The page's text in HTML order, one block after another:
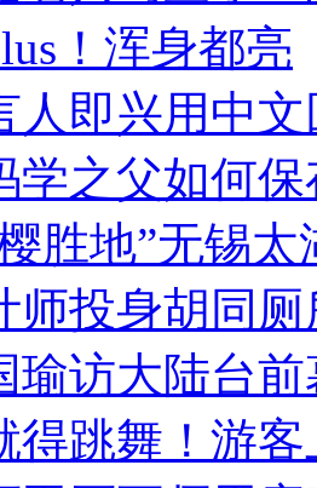
！浑身都亮
人即兴用中
学之父如何
胜地”无锡
师投身胡同
瑜访大陆台
得跳舞！游客